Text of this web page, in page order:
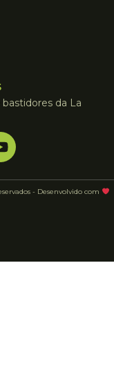
da La
- Desenvolvido com